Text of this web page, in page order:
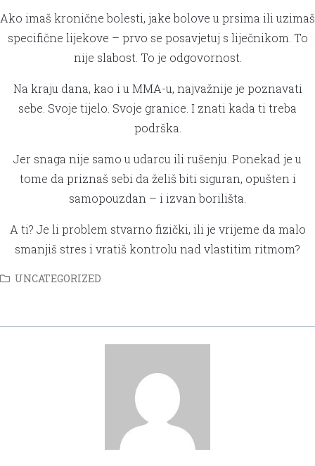
Ako imaš kronične bolesti, jake bolove u prsima ili uzimaš
specifične lijekove – prvo se posavjetuj s liječnikom. To
nije slabost. To je odgovornost.
Na kraju dana, kao i u MMA-u, najvažnije je poznavati
sebe. Svoje tijelo. Svoje granice. I znati kada ti treba
podrška.
Jer snaga nije samo u udarcu ili rušenju. Ponekad je u
tome da priznaš sebi da želiš biti siguran, opušten i
samopouzdan – i izvan borilišta.
A ti? Je li problem stvarno fizički, ili je vrijeme da malo
smanjiš stres i vratiš kontrolu nad vlastitim ritmom?
UNCATEGORIZED